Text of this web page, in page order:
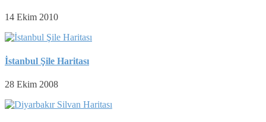
14 Ekim 2010
İstanbul Şile Haritası
28 Ekim 2008